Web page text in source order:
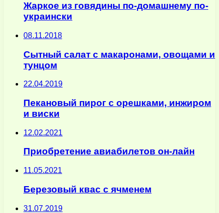
Жаркое из говядины по-домашнему по-
украински
08.11.2018
Сытный салат с макаронами, овощами и
тунцом
22.04.2019
Пекановый пирог с орешками, инжиром
и виски
12.02.2021
Приобретение авиабилетов он-лайн
11.05.2021
Березовый квас с ячменем
31.07.2019